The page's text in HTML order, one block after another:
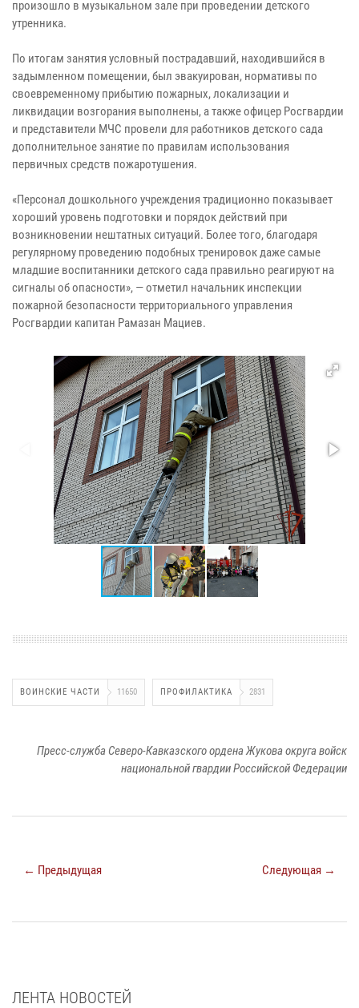
произошло в музыкальном зале при проведении детского
утренника.
По итогам занятия условный пострадавший, находившийся в
задымленном помещении, был эвакуирован, нормативы по
своевременному прибытию пожарных, локализации и
ликвидации возгорания выполнены, а также офицер Росгвардии
и представители МЧС провели для работников детского сада
дополнительное занятие по правилам использования
первичных средств пожаротушения.
«Персонал дошкольного учреждения традиционно показывает
хороший уровень подготовки и порядок действий при
возникновении нештатных ситуаций. Более того, благодаря
регулярному проведению подобных тренировок даже самые
младшие воспитанники детского сада правильно реагируют на
сигналы об опасности», — отметил начальник инспекции
пожарной безопасности территориального управления
Росгвардии капитан Рамазан Мациев.
ВОИНСКИЕ ЧАСТИ 11650 ПРОФИЛАКТИКА 2831
Пресс-служба Северо-Кавказского ордена Жукова округа войск
национальной гвардии Российской Федерации
← Предыдущая Следующая →
ЛЕНТА НОВОСТЕЙ